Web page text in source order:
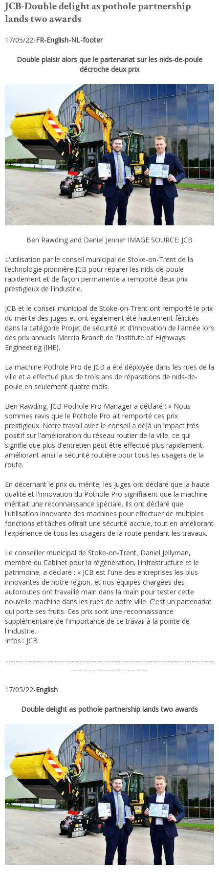
JCB-Double delight as pothole partnership
lands two awards
17/05/22-FR-English-NL-footer
Double plaisir alors que le partenariat sur les nids-de-poule
décroche deux prix
Ben Rawding and Daniel Jenner IMAGE SOURCE: JCB
L'utilisation par le conseil municipal de Stoke-on-Trent de la
technologie pionnière JCB pour réparer les nids-de-poule
rapidement et de façon permanente a remporté deux prix
prestigieux de l'industrie.
JCB et le conseil municipal de Stoke-on-Trent ont remporté le prix
du mérite des juges et ont également été hautement félicités
dans la catégorie Projet de sécurité et d'innovation de l'année lors
des prix annuels Mercia Branch de l'Institute of Highways
Engineering (IHE).
La machine Pothole Pro de JCB a été déployée dans les rues de la
ville et a effectué plus de trois ans de réparations de nids-de-
poule en seulement quatre mois.
Ben Rawding, JCB Pothole Pro Manager a déclaré : « Nous
sommes ravis que le Pothole Pro ait remporté ces prix
prestigieux. Notre travail avec le conseil a déjà un impact très
positif sur l'amélioration du réseau routier de la ville, ce qui
signifie que plus d'entretien peut être effectué plus rapidement,
améliorant ainsi la sécurité routière pour tous les usagers de la
route.
En décernant le prix du mérite, les juges ont déclaré que la haute
qualité et l'innovation du Pothole Pro signifiaient que la machine
méritait une reconnaissance spéciale. Ils ont déclaré que
l'utilisation innovante des machines pour effectuer de multiples
fonctions et tâches offrait une sécurité accrue, tout en améliorant
l'expérience de tous les usagers de la route pendant les travaux.
Le conseiller municipal de Stoke-on-Trent, Daniel Jellyman,
membre du Cabinet pour la régénération, l'infrastructure et le
patrimoine, a déclaré : « JCB est l'une des entreprises les plus
innovantes de notre région, et nos équipes chargées des
autoroutes ont travaillé main dans la main pour tester cette
nouvelle machine dans les rues de notre ville. C'est un partenariat
qui porte ses fruits. Ces prix sont une reconnaissance
supplémentaire de l'importance de ce travail à la pointe de
l'industrie.
Infos : JCB
-------------------------------------------------------------------------------------
--------------------------------
17/05/22-English
Double delight as pothole partnership lands two awards